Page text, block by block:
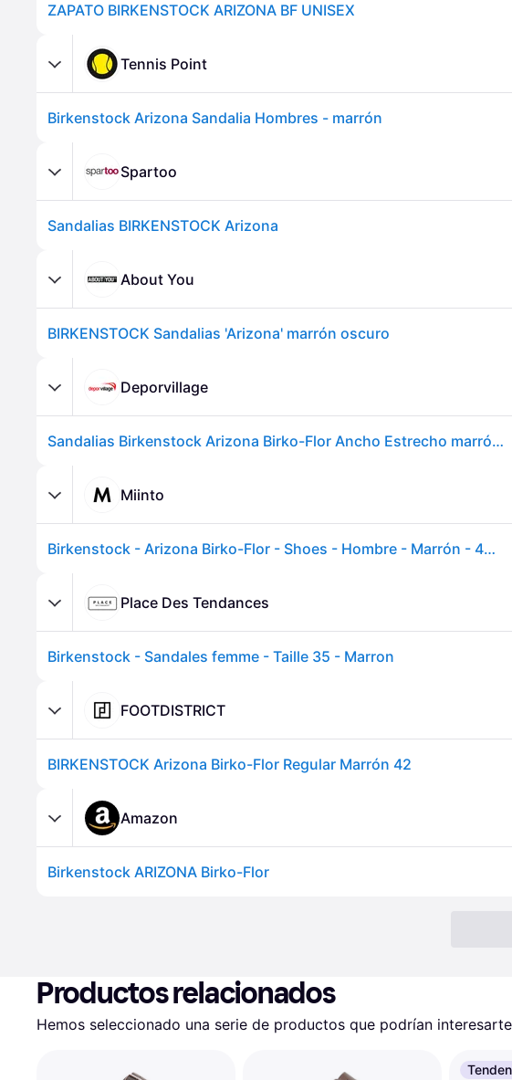
ZAPATO BIRKENSTOCK ARIZONA BF UNISEX
Tennis Point
Birkenstock Arizona Sandalia Hombres - marrón
Spartoo
Sandalias BIRKENSTOCK Arizona
About You
BIRKENSTOCK Sandalias 'Arizona' marrón oscuro
Deporvillage
Sandalias Birkenstock Arizona Birko-Flor Ancho Estrecho marrón - 36 - Brown
Miinto
Birkenstock - Arizona Birko-Flor - Shoes - Hombre - Marrón - 46 EU -
Place Des Tendances
Birkenstock - Sandales femme - Taille 35 - Marron
FOOTDISTRICT
BIRKENSTOCK Arizona Birko-Flor Regular Marrón 42
Amazon
Birkenstock ARIZONA Birko-Flor
Productos relacionados
Hemos seleccionado una serie de productos que podrían